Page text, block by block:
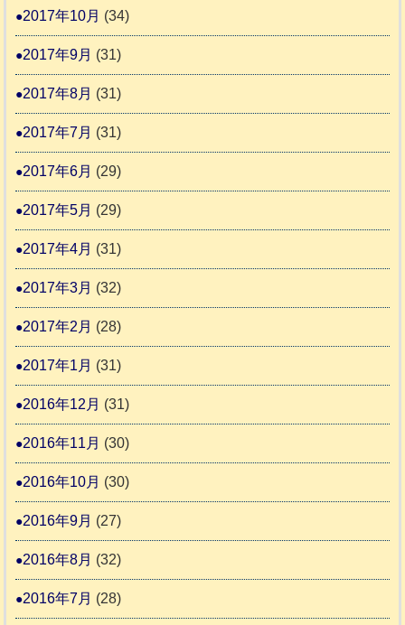
2017年10月 (34)
2017年9月 (31)
2017年8月 (31)
2017年7月 (31)
2017年6月 (29)
2017年5月 (29)
2017年4月 (31)
2017年3月 (32)
2017年2月 (28)
2017年1月 (31)
2016年12月 (31)
2016年11月 (30)
2016年10月 (30)
2016年9月 (27)
2016年8月 (32)
2016年7月 (28)